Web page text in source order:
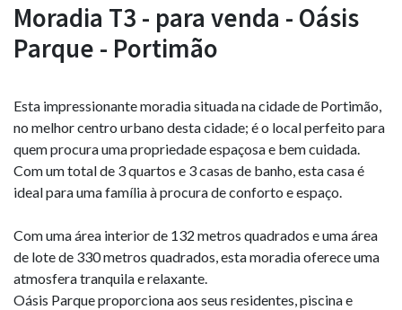
Moradia T3 - para venda - Oásis
Parque - Portimão
Esta impressionante moradia situada na cidade de Portimão,
no melhor centro urbano desta cidade; é o local perfeito para
quem procura uma propriedade espaçosa e bem cuidada.
Com um total de 3 quartos e 3 casas de banho, esta casa é
ideal para uma família à procura de conforto e espaço.
Com uma área interior de 132 metros quadrados e uma área
de lote de 330 metros quadrados, esta moradia oferece uma
atmosfera tranquila e relaxante.
Oásis Parque proporciona aos seus residentes, piscina e